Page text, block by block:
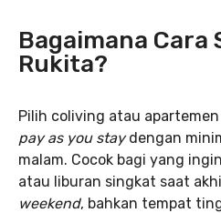
Bagaimana Cara
Rukita?
Pilih coliving atau
pay as you staydengan
malam. Cocok bagi yang
atau liburan singkat saat
weekend, bahkan tempat